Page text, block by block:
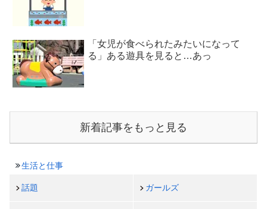
「女児が食べられたみたいになって
る」ある遊具を見ると…あっ
新着記事をもっと見る
生活と仕事
話題 ガールズ